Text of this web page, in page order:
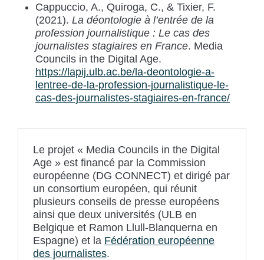
Cappuccio, A., Quiroga, C., & Tixier, F.
(2021). La déontologie à l’entrée de la
profession journalistique : Le cas des
journalistes stagiaires en France. Media
Councils in the Digital Age.
https://lapij.ulb.ac.be/la-deontologie-a-
lentree-de-la-profession-journalistique-le-
cas-des-journalistes-stagiaires-en-france/
Le projet « Media Councils in the Digital
Age » est financé par la Commission
européenne (DG CONNECT) et dirigé par
un consortium européen, qui réunit
plusieurs conseils de presse européens
ainsi que deux universités (ULB en
Belgique et Ramon Llull-Blanquerna en
Espagne) et la Fédération européenne
des journalistes.